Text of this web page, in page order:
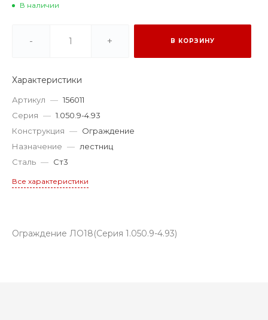
В наличии
- + В КОРЗИНУ
Характеристики
Артикул — 156011
Серия — 1.050.9-4.93
Конструкция — Ограждение
Назначение — лестниц
Сталь — Ст3
Все характеристики
Ограждение ЛО18(Серия 1.050.9-4.93)